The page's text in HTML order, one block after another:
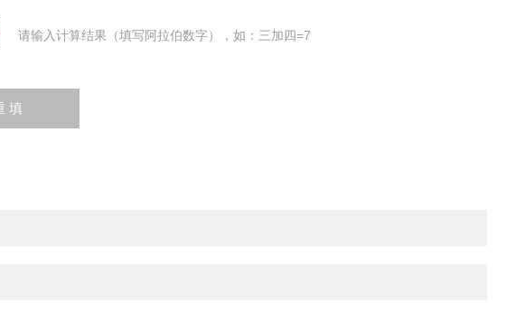
请输入计算结果（填写阿拉伯数字），如：三加四=7